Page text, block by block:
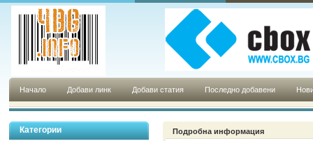
Начало Добави линк Добави статия Последно добавени
Категории Подробна информация